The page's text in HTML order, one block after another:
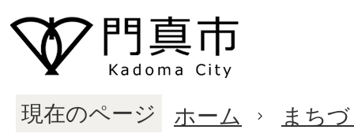
現在のページ ホーム まち